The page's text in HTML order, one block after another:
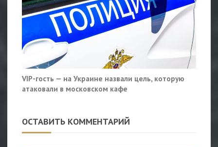
VIP-гость — на Украине назвали цель, которую
атаковали в московском кафе
ОСТАВИТЬ КОММЕНТАРИЙ